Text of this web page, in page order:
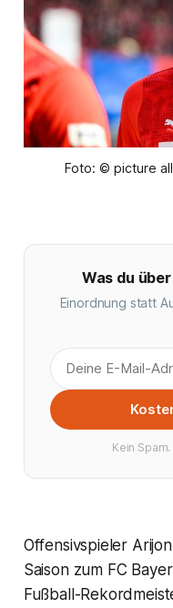
Foto: © picture
Was du
Einordnung statt
Kein
Offensivspieler
Saison zum FC
Fußball-